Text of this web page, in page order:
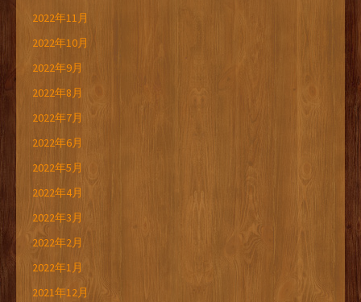
2022年11月
2022年10月
2022年9月
2022年8月
2022年7月
2022年6月
2022年5月
2022年4月
2022年3月
2022年2月
2022年1月
2021年12月